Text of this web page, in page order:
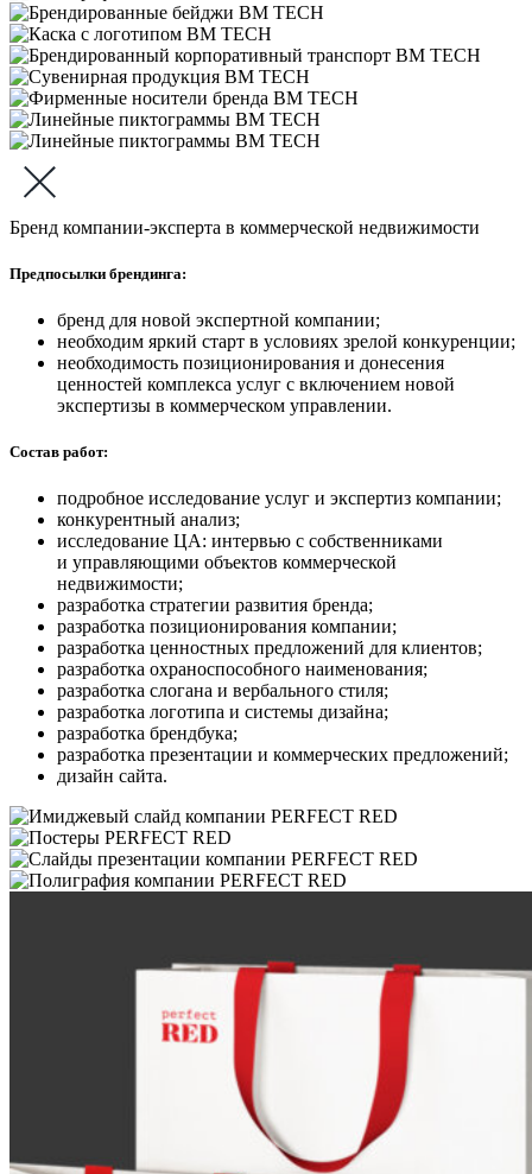
Бренд компании-эксперта в коммерческой недвижимости
Предпосылки брендинга:
бренд для новой экспертной компании;
необходим яркий старт в условиях зрелой конкуренции;
необходимость позиционирования и донесения
ценностей комплекса услуг с включением новой
экспертизы в коммерческом управлении.
Состав работ:
подробное исследование услуг и экспертиз компании;
конкурентный анализ;
исследование ЦА: интервью с собственниками
и управляющими объектов коммерческой
недвижимости;
разработка стратегии развития бренда;
разработка позиционирования компании;
разработка ценностных предложений для клиентов;
разработка охраноспособного наименования;
разработка слогана и вербального стиля;
разработка логотипа и системы дизайна;
разработка брендбука;
разработка презентации и коммерческих предложений;
дизайн сайта.